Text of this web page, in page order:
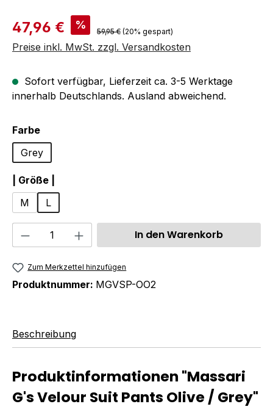
Verkaufspreis:
47,96 € % Regulärer Preis:
59,95 € (20% gespart)
Preise inkl. MwSt. zzgl. Versandkosten
Sofort verfügbar, Lieferzeit ca. 3-5 Werktage
innerhalb Deutschlands. Ausland abweichend.
Farbeauswählen
Grey
| Größe |
M
L
Produkt Anzahl: Gib denIn den Warenkorb
Zum Merkzettel hinzufügen
Produktnummer: MGVSP-OO2
Beschreibung
Produktinformationen "Massari
G's Velour Suit Pants Olive / Grey"